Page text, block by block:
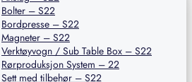
Bolter – S22
Bordpresse – S22
Magneter – S22
Verktøyvogn / Sub Table Box – S22
Rørproduksjon System – 22
Sett med tilbehør – S22